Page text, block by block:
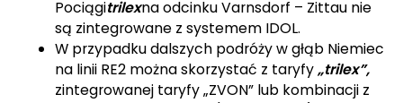
Pociągitrilexna odcinku Varnsdorf – Zittau nie
są zintegrowane z systemem IDOL.
W przypadku dalszych podróży w głąb Niemiec
na linii RE2 można skorzystać z taryfy„trilex”,
zintegrowanej taryfy „ZVON” lub kombinacji z